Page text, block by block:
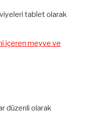
tablet olarak
içeren meyve ve
düzenli olarak